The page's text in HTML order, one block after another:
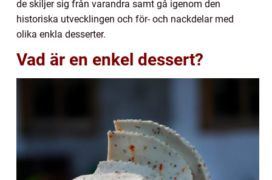
de skiljer sig från varandra samt gå igenom den
historiska utvecklingen och för- och nackdelar med
olika enkla desserter.
Vad är en enkel dessert?